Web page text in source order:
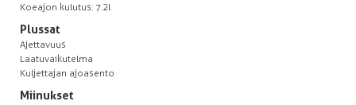
Koeajon kulutus: 7.2l
Plussat
Ajettavuus
Laatuvaikutelma
Kuljettajan ajoasento
Miinukset